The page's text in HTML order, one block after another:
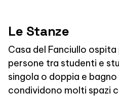
Le Stanze
Casa del Fanciullo
persone tra studenti e
singola o doppia e
condividono molti spazi